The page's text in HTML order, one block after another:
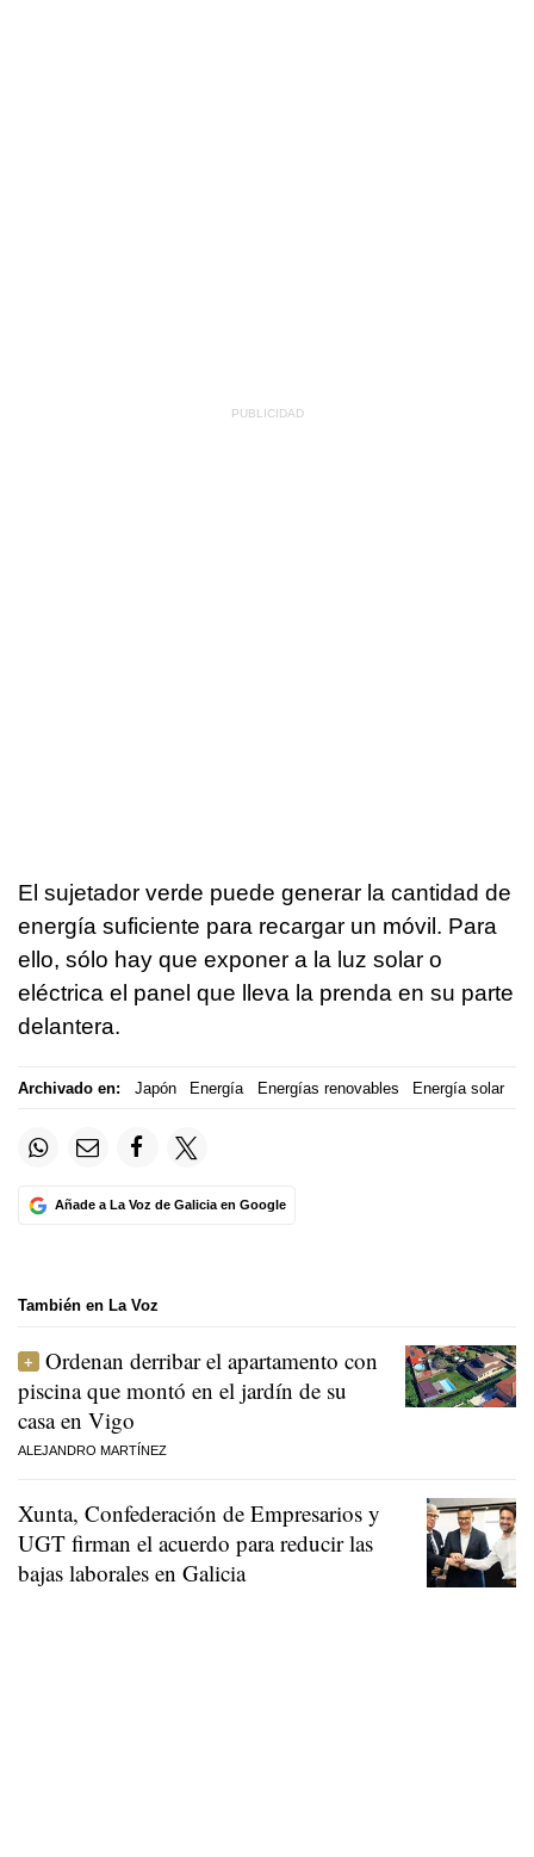
El sujetador verde puede generar la cantidad de
energía suficiente para recargar un móvil. Para
ello, sólo hay que exponer a la luz solar o
eléctrica el panel que lleva la prenda en su parte
delantera.
Archivado en: Japón Energía Energías renovables Energía solar
Añade a La Voz de Galicia en Google
También en La Voz
Ordenan derribar el apartamento con
piscina que montó en el jardín de su
casa en Vigo
ALEJANDRO MARTÍNEZ
Xunta, Confederación de Empresarios y
UGT firman el acuerdo para reducir las
bajas laborales en Galicia